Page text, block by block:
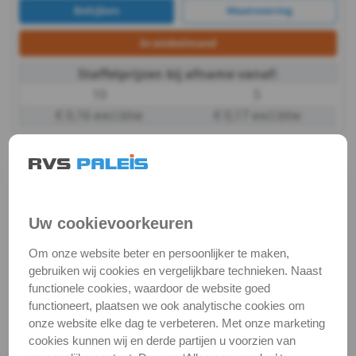
WS
9240
A2
-
WS
9240
-
A2
Bekijken Maatvoering
In winkelmand
Staffelprijzen bij afname vanaf:
€ 0,16 excl.btw
€ 0,17 excl.btw
4.3x20mm / verp. 200 st. -
9240-2-4X20_200
verp.
pakketpost
Bekijken Maatvoering
Uw cookievoorkeuren
Om onze website beter en persoonlijker te maken,
gebruiken wij cookies en vergelijkbare technieken. Naast
functionele cookies, waardoor de website goed
functioneert, plaatsen we ook analytische cookies om
onze website elke dag te verbeteren. Met onze marketing
cookies kunnen wij en derde partijen u voorzien van